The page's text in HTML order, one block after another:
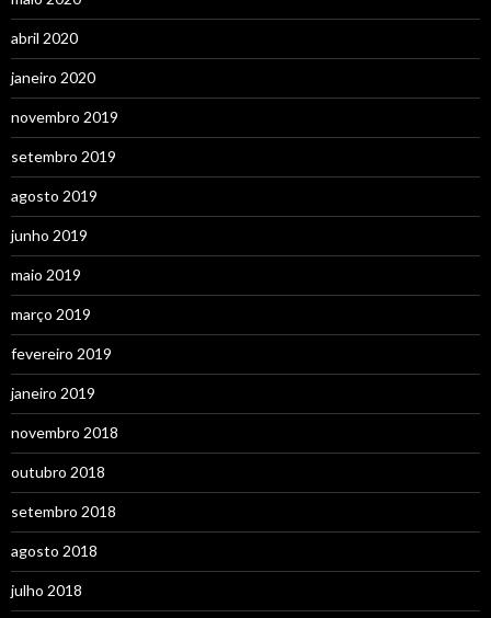
abril 2020
janeiro 2020
novembro 2019
setembro 2019
agosto 2019
junho 2019
maio 2019
março 2019
fevereiro 2019
janeiro 2019
novembro 2018
outubro 2018
setembro 2018
agosto 2018
julho 2018